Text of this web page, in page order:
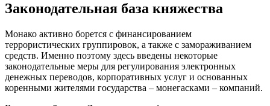
Законодательная база княжества
Монако активно борется с финансированием
террористических группировок, а также с замораживанием
средств. Именно поэтому здесь введены некоторые
законодательные меры для регулирования электронных
денежных переводов, корпоративных услуг и основанных
коренными жителями государства – монегасками – компаний.